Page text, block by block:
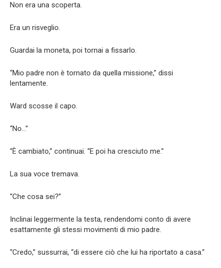
Non era una scoperta.
Era un risveglio.
Guardai la moneta, poi tornai a fissarlo.
“Mio padre non è tornato da quella missione,” dissi
lentamente.
Ward scosse il capo.
“No…”
“È cambiato,” continuai. “E poi ha cresciuto me.”
La sua voce tremava.
“Che cosa sei?”
Inclinai leggermente la testa, rendendomi conto di avere
esattamente gli stessi movimenti di mio padre.
“Credo,” sussurrai, “di essere ciò che lui ha riportato a casa.”